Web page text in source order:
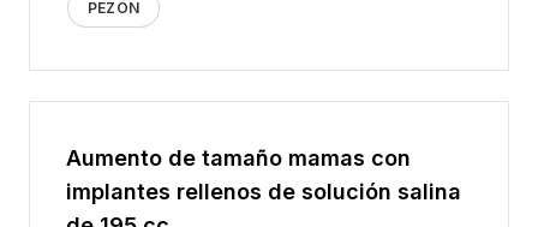
PEZÓN
Aumento de tamaño mamas con
implantes rellenos de solución salina